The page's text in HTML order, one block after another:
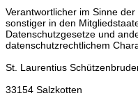
Verantwortlicher im Sinne
sonstiger in den
Datenschutzgesetze und
datenschutzrechtlichem
St. Laurentius
33154 Salzkotten